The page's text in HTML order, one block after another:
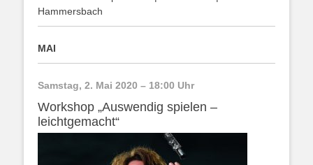
Hammersbach
MAI
Samstag, 2. Mai 2020 – 18:00 Uhr
Workshop „Auswendig spielen –
leichtgemacht“